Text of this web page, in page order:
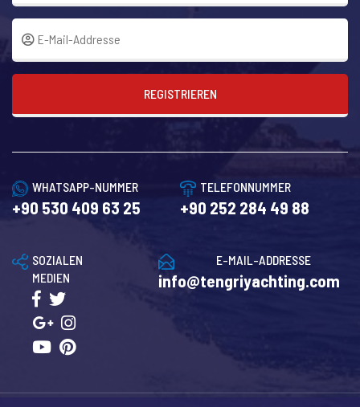
REGISTRIEREN
WHATSAPP-NUMMER
+90 530 409 63 25
TELEFONNUMMER
+90 252 284 49 88
E-MAIL-ADDRESSE
info@tengriyachting.com
SOZIALEN
MEDIEN